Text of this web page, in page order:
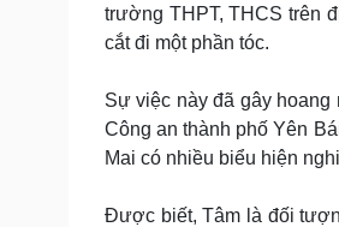
Cây thuốc
Sản phụ khoa
Làm đẹp - giảm cân
Phòng mạch online
Ăn sạch sống khỏe
Cải chính
trường THPT, THCS trên
cắt đi một phần tóc.
Sự việc này đã gây hoang
Công an thành phố Yên
Mai có nhiều biểu hiện
Được biết, Tâm là đối